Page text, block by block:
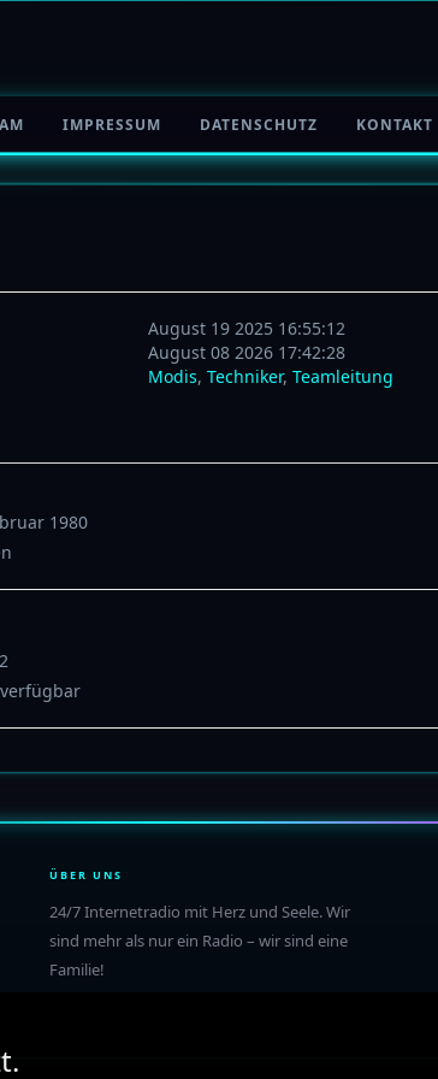
IMPRESSUM DATENSCHUTZ KONTAKT
August 19 2025 16:55:12
August 08 2026 17:42:28
Modis, Techniker, Teamleitung
1980
ÜBER UNS
24/7 Internetradio mit Herz und Seele. Wir
sind mehr als nur ein Radio – wir sind eine
Familie!